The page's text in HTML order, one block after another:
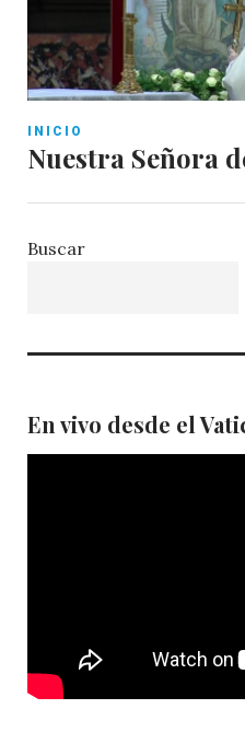
INICIO
Nuestra Señora
Buscar
En vivo desde el